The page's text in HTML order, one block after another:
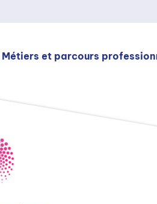
Métiers et parcours